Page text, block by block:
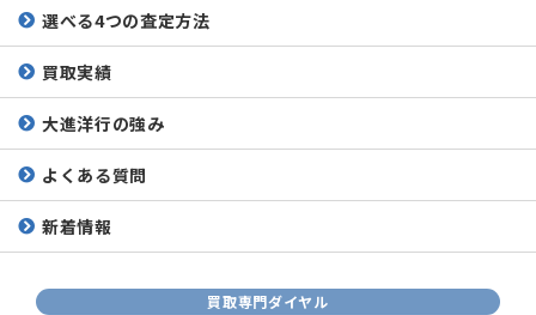
選べる4つの査定方法
買取実績
大進洋行の強み
よくある質問
新着情報
買取専門ダイヤル